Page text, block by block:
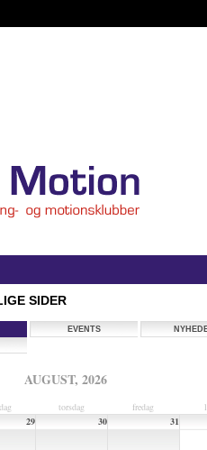
SIDER
EVENTS
AUGUST, 2026
torsdag fredag
29 30 31